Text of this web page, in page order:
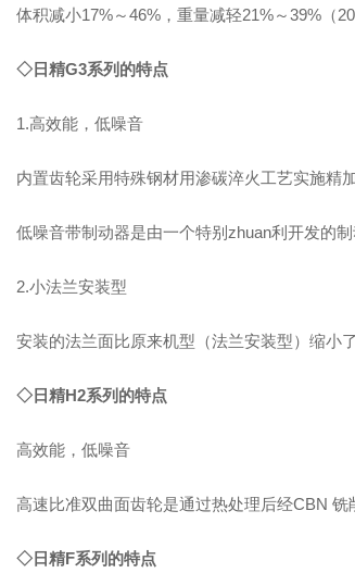
体积减小17%～46%，重量减轻21%～39%（
◇日精G3系列的特点
1.高效能，低噪音
内置齿轮采用特殊钢材用渗碳淬火工艺实施精
低噪音带制动器是由一个特别zhuan利开发的
2.小法兰安装型
安装的法兰面比原来机型（法兰安装型）缩小了
◇日精H2系列的特点
高效能，低噪音
高速比准双曲面齿轮是通过热处理后经CBN
◇日精F系列的特点